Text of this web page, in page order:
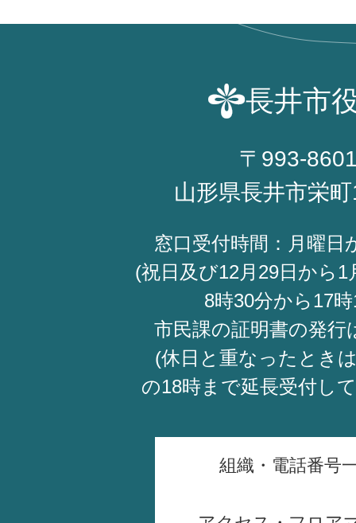
長井市
〒993-
山形県長井市栄
窓口受付時間：月曜日
(祝日及び12月29日から1
8時30分から17
市民課の証明書の発行
(休日と重なったとき
の18時まで延長受付し
組織・電話番号